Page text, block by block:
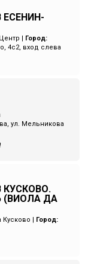
ЕСЕНИН-
| Город:
4с2, вход слева
ул. Мельникова
КУСКОВО.
(ВИОЛА ДА
Кусково | Город: